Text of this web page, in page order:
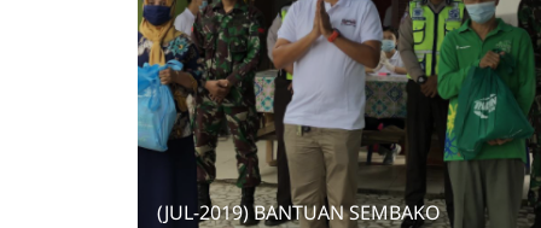
(JUL-2019) BANTUAN SEMBAKO